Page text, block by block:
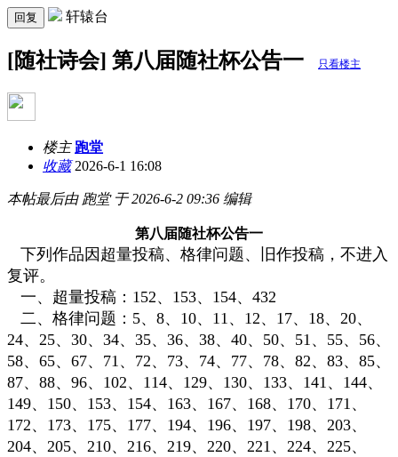
回复 轩辕台
[随社诗会] 第八届随社杯公告一 只看楼主
楼主 跑堂
收藏2026-6-1 16:08
本帖最后由 跑堂 于 2026-6-2 09:36 编辑
第八届随社杯公告一
下列作品因超量投稿、格律问题、旧作投稿，不进入
复评。
一、超量投稿：152、153、154、432
二、格律问题：5、8、10、11、12、17、18、20、
24、25、30、34、35、36、38、40、50、51、55、56、
58、65、67、71、72、73、74、77、78、82、83、85、
87、88、96、102、114、129、130、133、141、144、
149、150、153、154、163、167、168、170、171、
172、173、175、177、194、196、197、198、203、
204、205、210、216、219、220、221、224、225、